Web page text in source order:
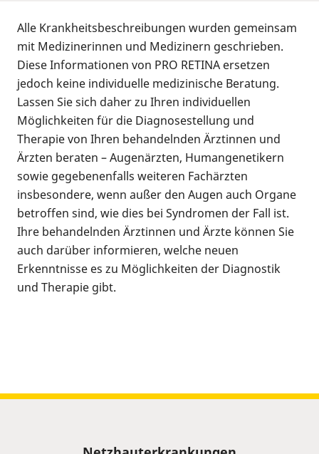
Alle Krankheitsbeschreibungen wurden gemeinsam
mit Medizinerinnen und Medizinern geschrieben.
Diese Informationen von PRO RETINA ersetzen
jedoch keine individuelle medizinische Beratung.
Lassen Sie sich daher zu Ihren individuellen
Möglichkeiten für die Diagnosestellung und
Therapie von Ihren behandelnden Ärztinnen und
Ärzten beraten – Augenärzten, Humangenetikern
sowie gegebenenfalls weiteren Fachärzten
insbesondere, wenn außer den Augen auch Organe
betroffen sind, wie dies bei Syndromen der Fall ist.
Ihre behandelnden Ärztinnen und Ärzte können Sie
auch darüber informieren, welche neuen
Erkenntnisse es zu Möglichkeiten der Diagnostik
und Therapie gibt.